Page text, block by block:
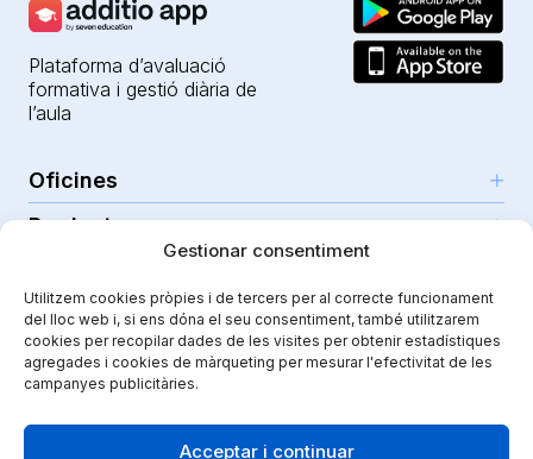
Gestionar consentiment
Utilitzem cookies pròpies i de tercers per al correcte funcionament
del lloc web i, si ens dóna el seu consentiment, també utilitzarem
cookies per recopilar dades de les visites per obtenir estadístiques
agregades i cookies de màrqueting per mesurar l'efectivitat de les
campanyes publicitàries.
Acceptar i continuar
Plataforma d’avaluació
formativa i gestió diària de
l’aula
Oficines
C/Emili Grahit, 91
Edifici Monturiol
Planta 1, oficina C01-02
17003 Girona
Productes
Per a docents
Per a centres públics
Per a centres privats
Comunicació escolar
Funcionalitats
Tutorials i ajuda
Seguretat
Seguretat i privacitat
Política de qualitat